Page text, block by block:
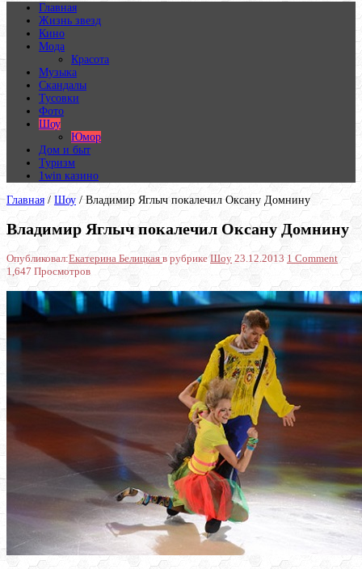
Главная
Жизнь звезд
Кино
Мода
Красота
Музыка
Скандалы
Тусовки
Фото
Шоу
Юмор
Дом и быт
Туризм
1win казино
Главная / Шоу /Владимир Яглыч покалечил Оксану Домнину
Владимир Яглыч покалечил Оксану Домнину
Опубликовал:Екатерина Белицкая в рубрикеШоу 23.12.2013 1 Comment
1,647 Просмотров